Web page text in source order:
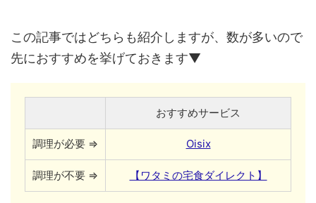
この記事ではどちらも紹介しますが、数が多いので
先におすすめを挙げておきます▼
おすすめサービス
調理が必要 ⇒ Oisix
調理が不要 ⇒ 【ワタミの宅食ダイレクト】